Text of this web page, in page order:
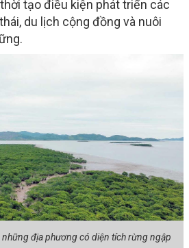
tạo điều kiện phát triển các
du lịch cộng đồng và nuôi
địa phương có diện tích rừng ngập